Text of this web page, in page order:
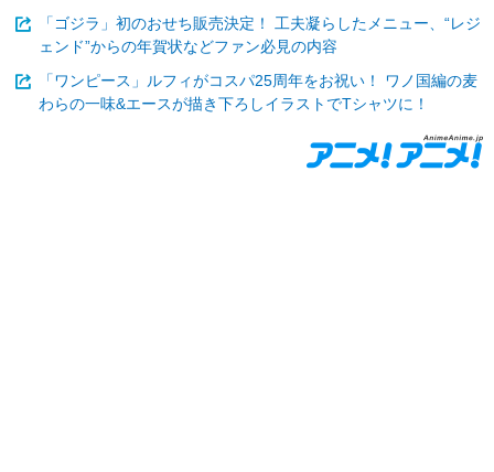
「ゴジラ」初のおせち販売決定！ 工夫凝らしたメニュー、“レジ
ェンド”からの年賀状などファン必見の内容
「ワンピース」ルフィがコスパ25周年をお祝い！ ワノ国編の麦
わらの一味&エースが描き下ろしイラストでTシャツに！